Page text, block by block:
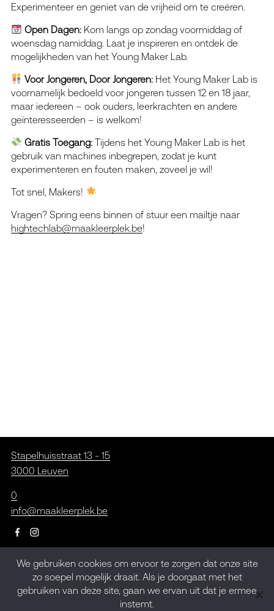
Experimenteer en geniet van de vrijheid om te creëren.
Open Dagen: Kom langs op zondag voormiddag of
woensdag namiddag. Laat je inspireren en ontdek de
mogelijkheden van het Young Maker Lab.
Voor Jongeren, Door Jongeren: Het Young Maker Lab is
voornamelijk bedoeld voor jongeren tussen 12 en 18 jaar,
maar iedereen – ook ouders, leerkrachten en andere
geïnteresseerden – is welkom!
Gratis Toegang: Tijdens het Young Maker Lab is het
gebruik van machines inbegrepen, zodat je kunt
experimenteren en fouten maken, zoveel je wil!
Tot snel, Makers!
Vragen? Spring eens binnen of stuur een mailtje naar
hightechlab@maakleerplek.be!
Stapelhuisstraat 13 - 15
3000 Leuven
0
info@maakleerplek.be
Inschrijven op de
nieuwsbrief
We gebruiken cookies om ervoor te zorgen dat onze site
zo soepel mogelijk draait. Als je doorgaat met het
gebruiken van deze site, gaan we ervan uit dat je ermee
instemt.